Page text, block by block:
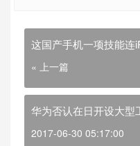
这国产手机一项技能连
« 上一篇
华为否认在日开设大型
2017-06-30 05:17:00